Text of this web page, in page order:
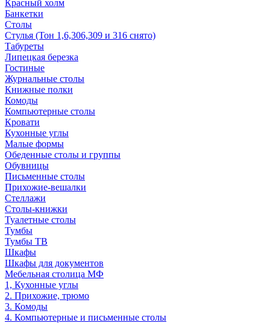
Красный холм
Банкетки
Столы
Стулья (Тон 1,6,306,309 и 316 снято)
Табуреты
Липецкая березка
Гостиные
Журнальные столы
Книжные полки
Комоды
Компьютерные столы
Кровати
Кухонные углы
Малые формы
Обеденные столы и группы
Обувницы
Письменные столы
Прихожие-вешалки
Стеллажи
Столы-книжки
Туалетные столы
Тумбы
Тумбы ТВ
Шкафы
Шкафы для документов
Мебельная столица МФ
1, Кухонные углы
2. Прихожие, трюмо
3. Комоды
4. Компьютерные и письменные столы